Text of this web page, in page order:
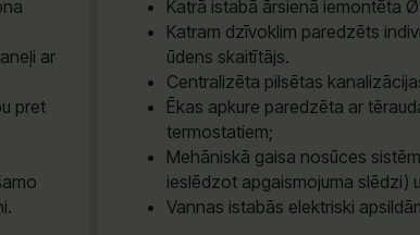
ar
pret
Katrā istabā ārsienā iemontēta
Katram dzīvoklim paredzēts
ūdens skaitītājs.
Centralizēta pilsētas
Ēkas apkure paredzēta ar
termostatiem;
Mehāniskā gaisa nosūces
ieslēdzot apgaismojuma slēdzi)
Vannas istabās elektriski